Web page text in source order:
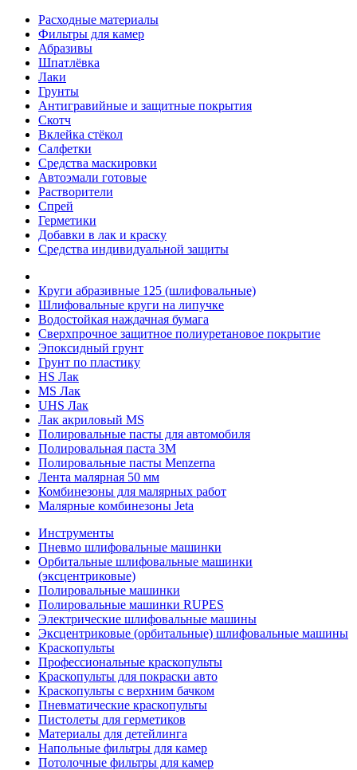
Расходные материалы
Фильтры для камер
Абразивы
Шпатлёвка
Лаки
Грунты
Антигравийные и защитные покрытия
Скотч
Вклейка стёкол
Салфетки
Средства маскировки
Автоэмали готовые
Растворители
Спрей
Герметики
Добавки в лак и краску
Средства индивидуальной защиты
Круги абразивные 125 (шлифовальные)
Шлифовальные круги на липучке
Водостойкая наждачная бумага
Сверхпрочное защитное полиуретановое покрытие
Эпоксидный грунт
Грунт по пластику
HS Лак
MS Лак
UHS Лак
Лак акриловый MS
Полировальные пасты для автомобиля
Полировальная паста 3М
Полировальные пасты Menzerna
Лента малярная 50 мм
Комбинезоны для малярных работ
Малярные комбинезоны Jeta
Инструменты
Пневмо шлифовальные машинки
Орбитальные шлифовальные машинки
(эксцентриковые)
Полировальные машинки
Полировальные машинки RUPES
Электрические шлифовальные машины
Эксцентриковые (орбитальные) шлифовальные машины
Краскопульты
Профессиональные краскопульты
Краскопульты для покраски авто
Краскопульты с верхним бачком
Пневматические краскопульты
Пистолеты для герметиков
Материалы для детейлинга
Напольные фильтры для камер
Потолочные фильтры для камер